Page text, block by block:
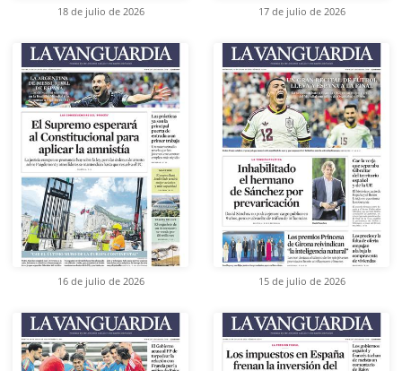
18 de julio de 2026 17 de julio de 2026
16 de julio de 2026 15 de julio de 2026